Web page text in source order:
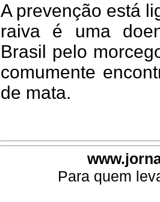
A prevenção está
raiva é uma
Brasil pelo
comumente
de mata.
Para quem